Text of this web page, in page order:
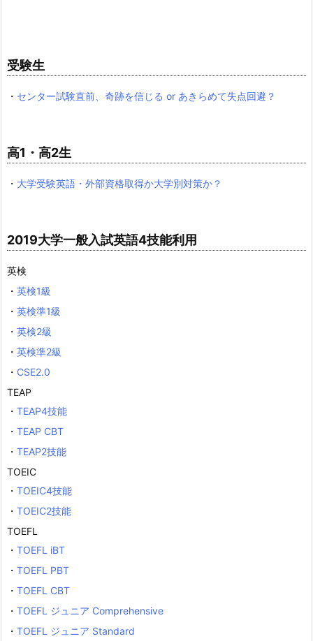
受験生
・ センター試験直前、奇跡を信じる or あきらめて失点回避？
高1・高2生
・ 大学受験英語・外部資格取得か大学別対策か？
2019大学一般入試英語4技能利用
英検
・ 英検1級
・ 英検準1級
・ 英検2級
・ 英検準2級
・ CSE2.0
TEAP
・ TEAP4技能
・ TEAP CBT
・ TEAP2技能
TOEIC
・ TOEIC4技能
・ TOEIC2技能
TOEFL
・ TOEFL iBT
・ TOEFL PBT
・ TOEFL CBT
・ TOEFL ジュニア Comprehensive
・ TOEFL ジュニア Standard